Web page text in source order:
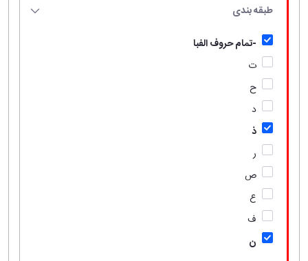
طبقه بندی
-تمام حروف الفبا
ت
ح
د
ذ
ر
ص
ع
ف
ن